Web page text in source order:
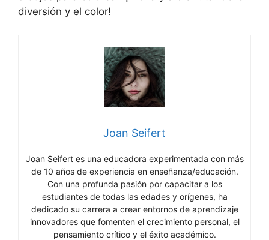
diversión y el color!
Joan Seifert
Joan Seifert es una educadora experimentada con más
de 10 años de experiencia en enseñanza/educación.
Con una profunda pasión por capacitar a los
estudiantes de todas las edades y orígenes, ha
dedicado su carrera a crear entornos de aprendizaje
innovadores que fomenten el crecimiento personal, el
pensamiento crítico y el éxito académico.